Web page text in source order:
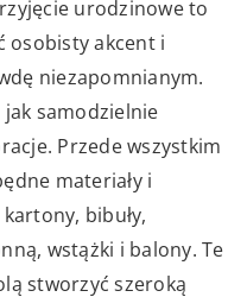
urodzinowe to
osobisty akcent i
niezapomnianym.
samodzielnie
Przede wszystkim
materiały i
bibuły,
wstążki i balony. Te
stworzyć szeroką